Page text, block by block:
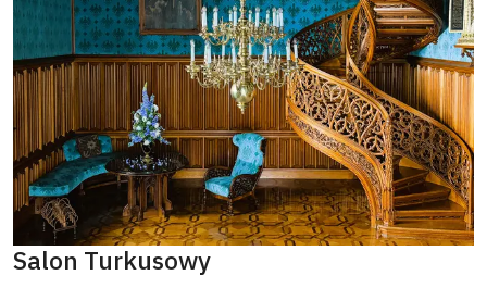
Salon Turkusowy